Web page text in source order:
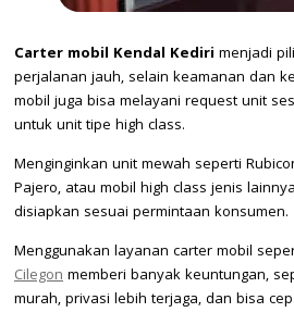
Carter mobil Kendal Kediri menjadi
perjalanan jauh, selain keamanan dan
mobil juga bisa melayani request unit
untuk unit tipe high class.
Menginginkan unit mewah seperti
Pajero, atau mobil high class jenis
disiapkan sesuai permintaan konsumen.
Menggunakan layanan carter mobil
Cilegonmemberi banyak keuntungan,
murah, privasi lebih terjaga, dan bisa